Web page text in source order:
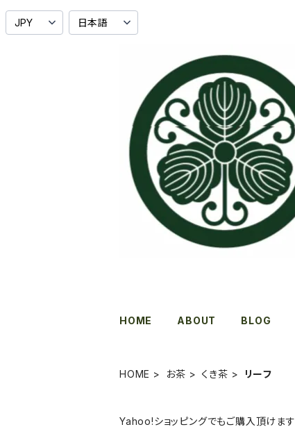
HOME ABOUT BLOG
HOME お茶 くき茶 リーフ
Yahoo!ショッピングでもご購入頂けます